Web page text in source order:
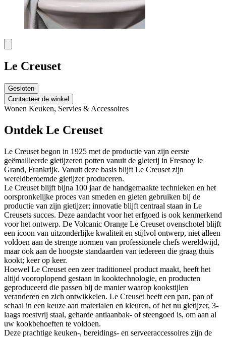
Le Creuset
Gesloten
Contacteer de winkel
Wonen Keuken, Servies & Accessoires
Ontdek Le Creuset
Le Creuset begon in 1925 met de productie van zijn eerste
geëmailleerde gietijzeren potten vanuit de gieterij in Fresnoy le
Grand, Frankrijk. Vanuit deze basis blijft Le Creuset zijn
wereldberoemde gietijzer produceren.
Le Creuset blijft bijna 100 jaar de handgemaakte technieken en het
oorspronkelijke proces van smeden en gieten gebruiken bij de
productie van zijn gietijzer; innovatie blijft centraal staan in Le
Creusets succes. Deze aandacht voor het erfgoed is ook kenmerkend
voor het ontwerp. De Volcanic Orange Le Creuset ovenschotel blijft
een icoon van uitzonderlijke kwaliteit en stijlvol ontwerp, niet alleen
voldoen aan de strenge normen van professionele chefs wereldwijd,
maar ook aan de hoogste standaarden van iedereen die graag thuis
kookt; keer op keer.
Hoewel Le Creuset een zeer traditioneel product maakt, heeft het
altijd vooroplopend gestaan in kooktechnologie, en producten
geproduceerd die passen bij de manier waarop kookstijlen
veranderen en zich ontwikkelen. Le Creuset heeft een pan, pan of
schaal in een keuze aan materialen en kleuren, of het nu gietijzer, 3-
laags roestvrij staal, geharde antiaanbak- of steengoed is, om aan al
uw kookbehoeften te voldoen.
Deze prachtige keuken-, bereidings- en serveeraccessoires zijn de